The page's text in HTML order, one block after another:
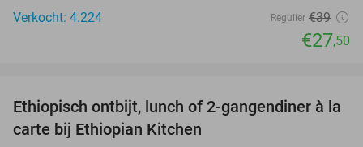
Verkocht: 4.224
Regulier €39
€27,50
45%
Ethiopisch ontbijt, lunch of 2-gangendiner à la
carte bij Ethiopian Kitchen